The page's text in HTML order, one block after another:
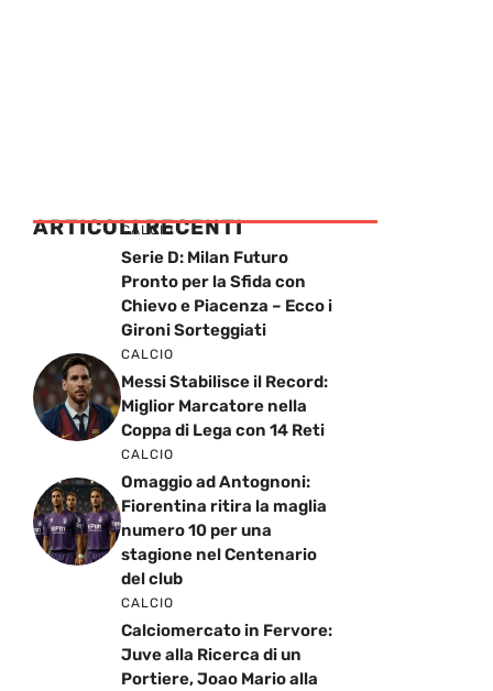
ARTICOLI RECENTI
CALCIO
Serie D: Milan Futuro
Pronto per la Sfida con
Chievo e Piacenza – Ecco i
Gironi Sorteggiati
CALCIO
Messi Stabilisce il Record:
Miglior Marcatore nella
Coppa di Lega con 14 Reti
CALCIO
Omaggio ad Antognoni:
Fiorentina ritira la maglia
numero 10 per una
stagione nel Centenario
del club
CALCIO
Calciomercato in Fervore:
Juve alla Ricerca di un
Portiere, Joao Mario alla